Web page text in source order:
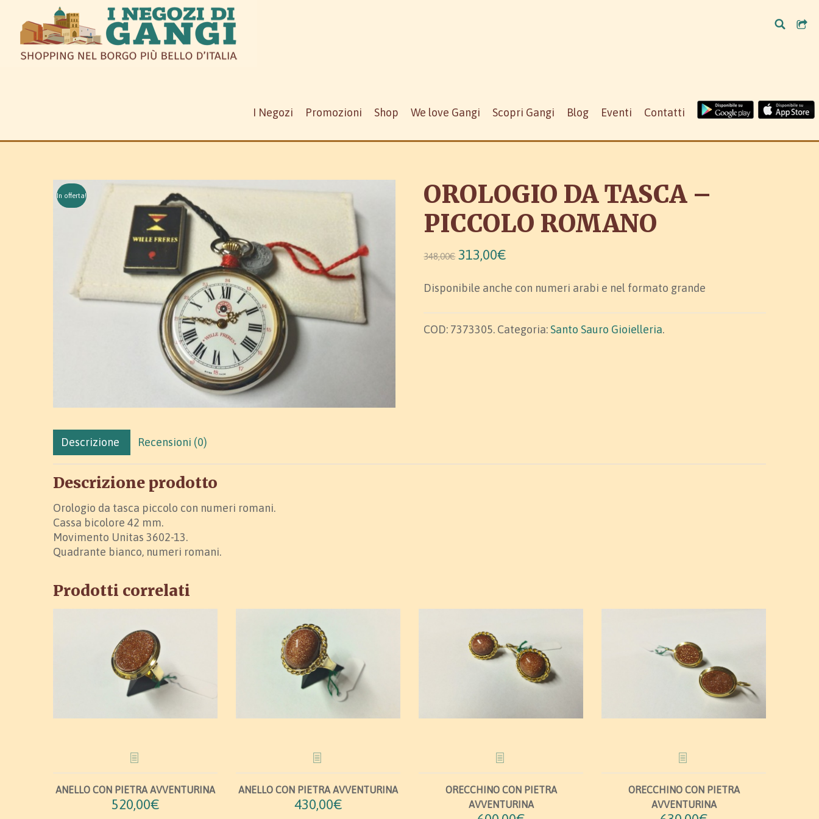
I Negozi Promozioni Shop We love Gangi Scopri Gangi Blog Eventi Contatti
In offerta!
OROLOGIO DA TASCA –
PICCOLO ROMANO
348,00€ 313,00€
Disponibile anche con numeri arabi e nel formato grande
COD: 7373305. Categoria: Santo Sauro Gioielleria.
Descrizione Recensioni (0)
Descrizione prodotto
Orologio da tasca piccolo con numeri romani.
Cassa bicolore 42 mm.
Movimento Unitas 3602-13.
Quadrante bianco, numeri romani.
Prodotti correlati
ANELLO CON PIETRA AVVENTURINA
520,00€
ANELLO CON PIETRA AVVENTURINA
430,00€
ORECCHINO CON PIETRA
AVVENTURINA
ORECCHINO CON PIETRA
AVVENTURINA